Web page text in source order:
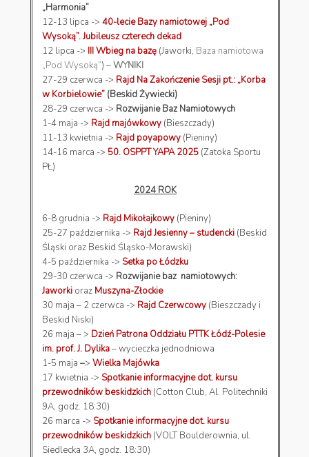
„Harmonia”
12-13 lipca ->40-lecie Bazy namiotowej „Pod
Wysoką”. Jubileusz czterech dekad
12 lipca -> III Wbieg na bazę (Jaworki, Baza namiotowa
„Pod Wysoką”) –WYNIKI
27-29 czerwca -> Rajd Na Zakończenie Sesji pt.: „Korba
w Korbielowie” (Beskid Żywiecki)
28-29 czerwca -> Rozwijanie Baz Namiotowych
1-4 maja -> Rajd majówkowy (Bieszczady)
11-13 kwietnia -> Rajd poyapowy (Pieniny)
14-16 marca -> 50. OSPPT YAPA 2025 (Zatoka Sportu
PŁ)
2024 ROK
6-8 grudnia -> Rajd Mikołajkowy (Pieniny)
25-27 października -> Rajd Jesienny – studencki (Beskid
Śląski oraz Beskid Śląsko-Morawski)
4-5 października -> Setka po Łódzku
29-30 czerwca -> Rozwijanie baz namiotowych:
Jaworki oraz Muszyna-Złockie
30 maja – 2 czerwca -> Rajd Czerwcowy (Bieszczady i
Beskid Niski)
26 maja – > Dzień Patrona Oddziału PTTK Łódź-Polesie
im. prof. J. Dylika– wycieczka jednodniowa
1-5 maja –>Wielka Majówka
17 kwietnia -> Spotkanie informacyjne dot. kursu
przewodników beskidzkich (Cotton Club, Al. Politechniki
9A, godz. 18:30)
26 marca -> Spotkanie informacyjne dot. kursu
przewodników beskidzkich (VOLT Boulderownia, ul.
Siedlecka 3A, godz. 18:30)